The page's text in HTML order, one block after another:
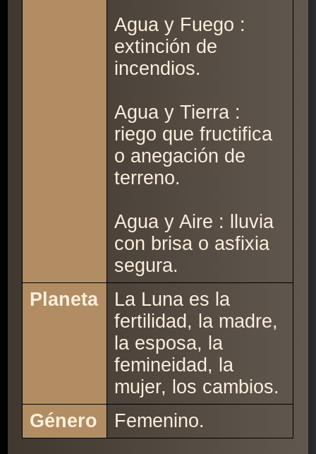
Agua y Fuego :
extinción de
incendios.
Agua y Tierra :
riego que fructifica
o anegación de
terreno.
Agua y Aire : lluvia
con brisa o asfixia
segura.
Planeta
La Luna es la
fertilidad, la madre,
la esposa, la
femineidad, la
mujer, los cambios.
Género
Femenino.